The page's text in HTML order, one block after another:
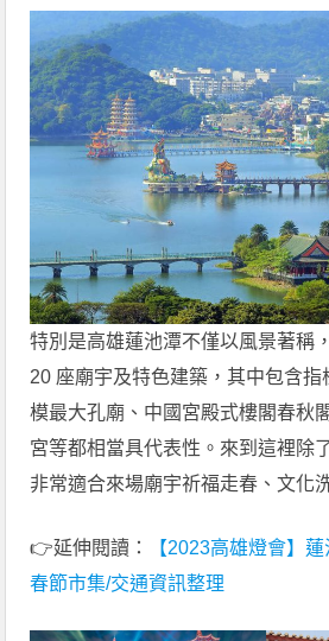
特別是高雄蓮池潭不僅以風景著稱
20 座廟宇及特色建築，其中包含
模最大孔廟、中國宮殿式樓閣春秋
宮等都相當具代表性。來到這裡除
非常適合來場廟宇祈福走春、文化
👉延伸閱讀：
【2023高雄燈會】
春節市集/交通資訊整理